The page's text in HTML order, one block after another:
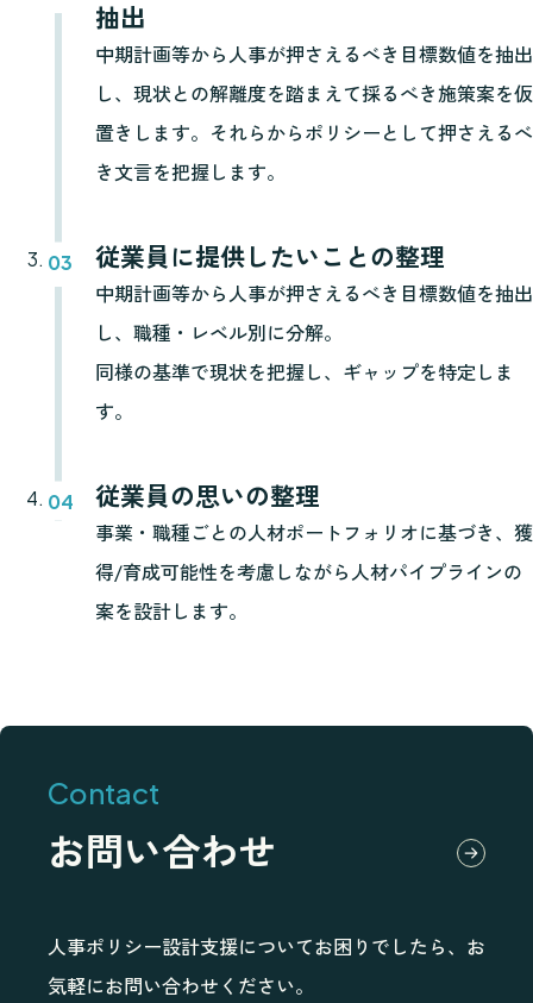
抽出
中期計画等から人事が押さえるべき目標数値を抽出
し、現状との解離度を踏まえて採るべき施策案を仮
置きします。それらからポリシーとして押さえるべ
き文言を把握します。
従業員に提供したいことの整理
中期計画等から人事が押さえるべき目標数値を抽出
し、職種・レベル別に分解。
同様の基準で現状を把握し、ギャップを特定しま
す。
従業員の思いの整理
事業・職種ごとの人材ポートフォリオに基づき、獲
得/育成可能性を考慮しながら人材パイプラインの
案を設計します。
Contact
お問い合わせ
人事ポリシー設計支援についてお困りでしたら、 お
気軽にお問い合わせください。